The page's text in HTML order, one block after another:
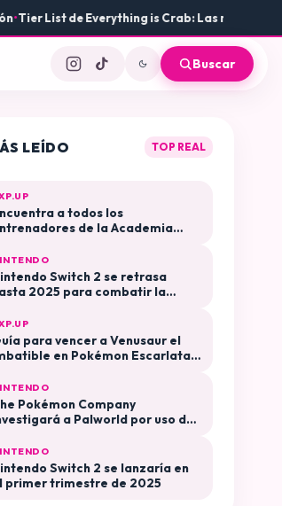
List de Everything is Crab: Las mejores armas y
Buscar
LEÍDO TOP REAL
a todos los
de la Academia
El Disco Índigo
Switch 2 se retrasa
2025 para combatir la
para vencer a Venusaur el
en Pokémon Escarlata y
Pokémon Company
a Palworld por uso de
Switch 2 se lanzaría en
primer trimestre de 2025